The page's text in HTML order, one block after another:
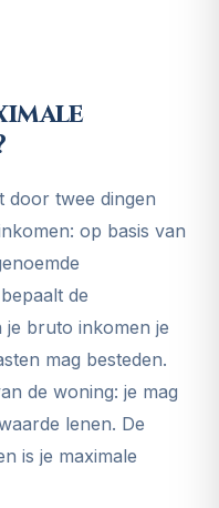
door twee dingen
op basis van
de
bruto inkomen je
mag besteden.
de woning: je mag
lenen. De
is je maximale